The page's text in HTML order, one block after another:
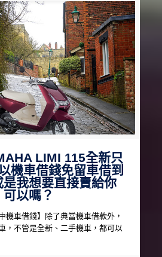
LIMI 115全新只
機車借錢免留車借到
是我想要直接賣給你
以嗎？
機車借錢】除了典當機車借款外，
，不管是全新、二手機車，都可以